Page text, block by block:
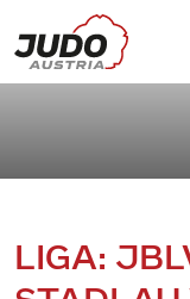
LIGA: